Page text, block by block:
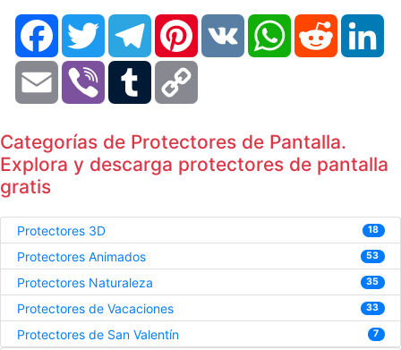
FacebookTwitter TelegramPinterestVK WhatsAppReddit
Email Viber Tumblr
Categorías de Protectores de Pantalla.
Explora y descarga protectores de pantalla
gratis
Protectores 3D 18
Protectores Animados 53
Protectores Naturaleza 35
Protectores de Vacaciones 33
Protectores de San Valentín 7